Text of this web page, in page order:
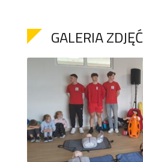
GALERIA ZDJĘĆ